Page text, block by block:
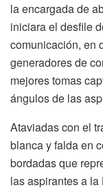
la encargada de
iniciara el desfile
comunicación, en
generadores de
mejores tomas
ángulos de las
Ataviadas con el
blanca y falda en
bordadas que
las aspirantes a